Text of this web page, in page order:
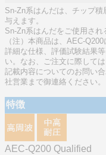
Sn-Zn系はんだは、チップ
与えます。
Sn-Zn系はんだをご使用され
（注）本商品は、AEC-
詳細な仕様、評価試験結果
い。なお、ご注文に際して
記載内容についてのお問い
社営業まで御連絡ください。
特徴
AEC-Q200 Qualified